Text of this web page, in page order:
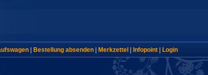
| Bestellung absenden| Merkzettel Infopoint| Login